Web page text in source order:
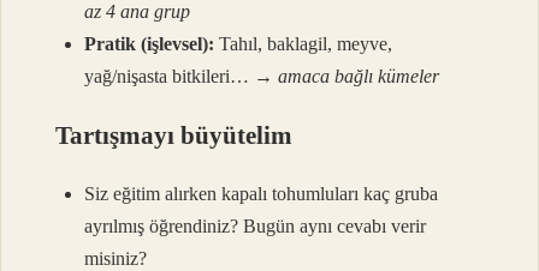
az 4 ana grup
Pratik (işlevsel): Tahıl, baklagil, meyve,
yağ/nişasta bitkileri… →amaca bağlı kümeler
Tartışmayı büyütelim
Siz eğitim alırken kapalı tohumluları kaç gruba
ayrılmış öğrendiniz? Bugün aynı cevabı verir
misiniz?